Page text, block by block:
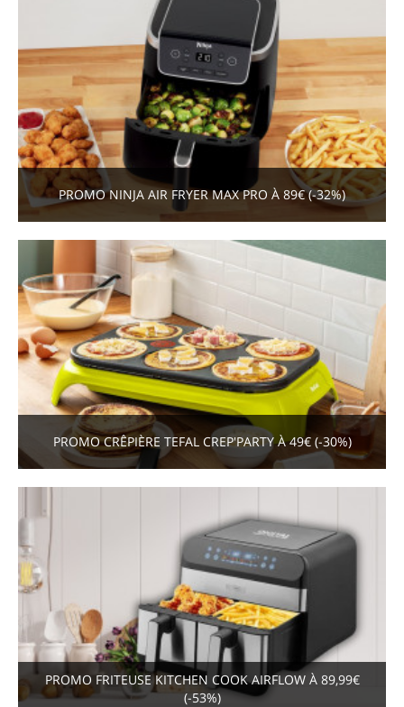
PROMO NINJA AIR FRYER MAX PRO À 89€ (-32%)
PROMO CRÊPIÈRE TEFAL CREP'PARTY À 49€ (-30%)
PROMO FRITEUSE KITCHEN COOK AIRFLOW À 89,99€
(-53%)